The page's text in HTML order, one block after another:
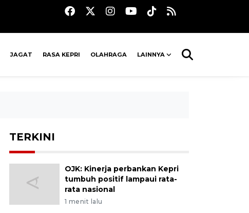
JAGAT RASA KEPRI OLAHRAGA LAINNYA
TERKINI
OJK: Kinerja perbankan Kepri
tumbuh positif lampaui rata-
rata nasional
1 menit lalu